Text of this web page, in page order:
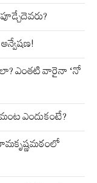
ఎంతటి వారైనా ‘నో
ఎందుకంటే?